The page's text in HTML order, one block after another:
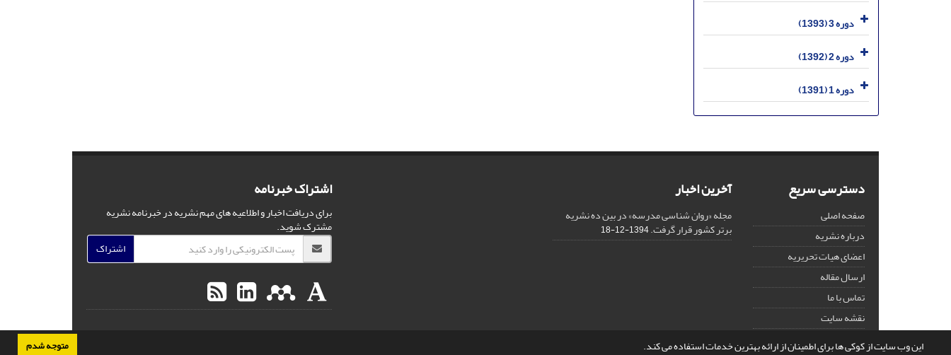
این وب سایت از کوکی ها برای اطمینان از ارائه بهترین خدمات استفاده می کند. متوجه شدم
دوره 3 (1393)
دوره 2 (1392)
دوره 1 (1391)
دسترسی سریع
صفحه اصلی
درباره نشریه
اعضای هیات تحریریه
ارسال مقاله
تماس با ما
نقشه سایت
آخرین اخبار
مجله «روان شناسی مدرسه» در بین ده نشریه
برتر کشور قرار گرفت.1394-12-18
اشتراک خبرنامه
برای دریافت اخبار و اطلاعیه های مهم نشریه در خبرنامه نشریه
مشترک شوید.
اشتراک